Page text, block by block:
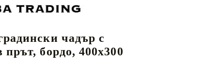
и софтбол
и лакрос
чадър с
прът, бордо, 400x300